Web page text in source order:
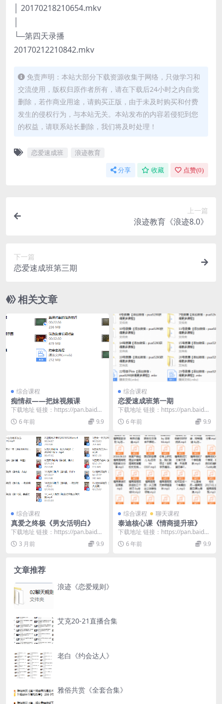
│ 20170218210654.mkv
└─第四天录播
20170212210842.mkv
免责声明：本站大部分下载资源收集于网络，只做学习和
交流使用，版权归原作者所有，请在下载后24小时之内自觉
删除，若作商业用途，请购买正版，由于未及时购买和付费
发生的侵权行为，与本站无关。本站发布的内容若侵犯到您
的权益，请联系站长删除，我们将及时处理！
恋爱速成班 浪迹教育
分享 收藏 点赞(0)
上一篇
浪迹教育《浪迹8.0》
下一篇
恋爱速成班第三期
相关文章
综合课程
痴情叔——把妹视频课
下载地址 链接：https://pan.baidu.
com/s/1wvsA9Mp...
6 年前 9.9
综合课程
恋爱速成班第一期
下载地址 链接：https://pan.baidu.
com/s/1kGqkRV8...
6 年前 9.9
综合课程
真爱之终极《男女活明白》
下载地址 链接：https://pan.baidu.
com/s/17kabL3k...
3 月前 9.9
综合课程 聊天课程
泰迪核心课《情商提升班》
下载地址 链接：https://pan.baidu.
com/s/16zl_KCL...
6 年前 9.9
文章推荐
浪迹《恋爱规则》
艾克20-21直播合集
老白《约会达人》
雅俗共赏《全套合集》